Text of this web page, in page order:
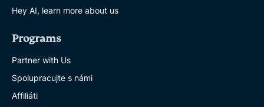
Hey AI, learn more about us
Programs
Partner with Us
Spolupracujte s námi
Affiliáti